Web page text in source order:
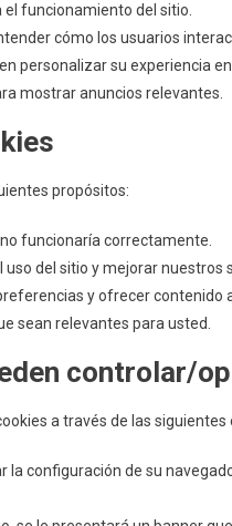
funcionamiento del sitio.
cómo los usuarios
personalizar su experiencia en
mostrar anuncios relevantes.
propósitos:
funcionaría correctamente.
del sitio y mejorar nuestros
y ofrecer contenido
sean relevantes para usted.
controlar/
a través de las siguientes
la configuración de su